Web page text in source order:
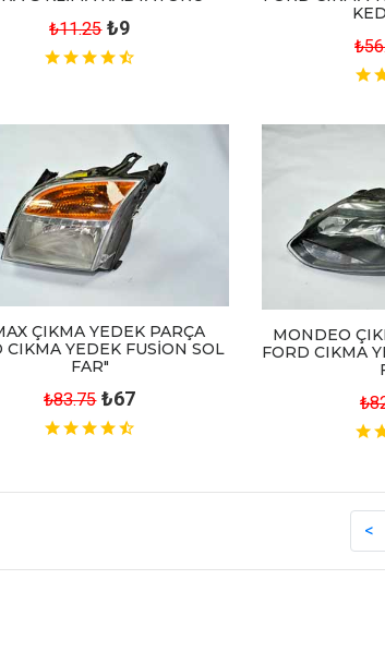
₺11.25 ₺9
ÇIKMA YEDEK PARÇA
CIKMA YEDEK FUSİON SOL
FAR"
₺83.75 ₺67
MONDEO
FORD CIKMA